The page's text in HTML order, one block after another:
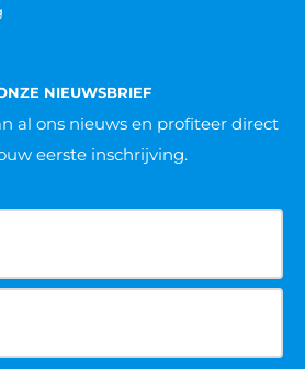
NIEUWSBRIEF
al ons nieuws en profiteer direct
eerste inschrijving.